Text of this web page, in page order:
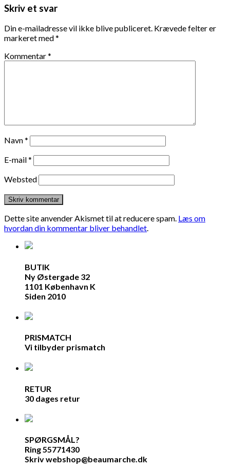
Skriv et svar
Din e-mailadresse vil ikke blive publiceret. Krævede felter er
markeret med*
Kommentar*
Navn*
E-mail*
Websted
Dette site anvender Akismet til at reducere spam. Læs om
hvordan din kommentar bliver behandlet.
BUTIK
Ny Østergade 32
1101 København K
Siden 2010
PRISMATCH
Vi tilbyder prismatch
RETUR
30 dages retur
SPØRGSMÅL?
Ring 55771430
Skriv webshop@beaumarche.dk